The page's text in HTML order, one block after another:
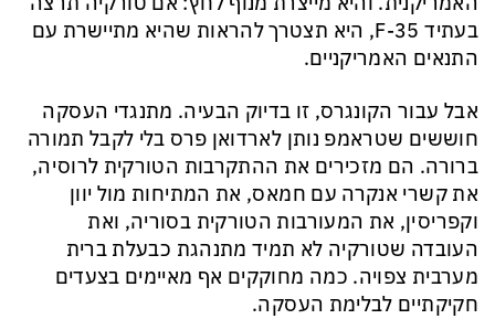
בעתיד F-35, היא תצטרך להראות שהיא מתיישרת עם
התנאים האמריקניים.
אבל עבור הקונגרס, זו בדיוק הבעיה. מתנגדי העסקה
חוששים שטראמפ נותן לארדואן פרס בלי לקבל תמורה
ברורה. הם מזכירים את ההתקרבות הטורקית לרוסיה,
את קשרי אנקרה עם חמאס, את המתיחות מול יוון
וקפריסין, את המעורבות הטורקית בסוריה, ואת
העובדה שטורקיה לא תמיד מתנהגת כבעלת ברית
מערבית צפויה. כמה מחוקקים אף מאיימים בצעדים
חקיקתיים לבלימת העסקה.